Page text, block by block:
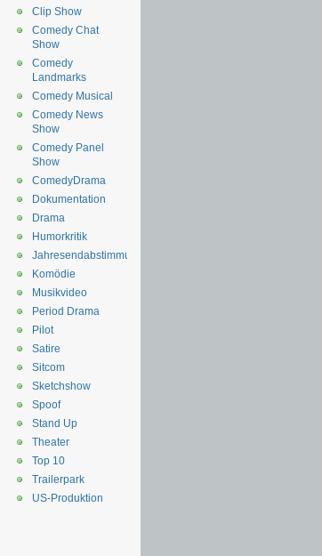
Clip Show
Comedy Chat
Show
Comedy
Landmarks
Comedy Musical
Comedy News
Show
Comedy Panel
Show
ComedyDrama
Dokumentation
Drama
Humorkritik
Jahresendabstimmung
Komödie
Musikvideo
Period Drama
Pilot
Satire
Sitcom
Sketchshow
Spoof
Stand Up
Theater
Top 10
Trailerpark
US-Produktion